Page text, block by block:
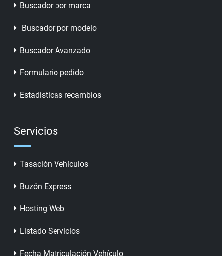
Buscador por marca
Buscador por modelo
Buscador Avanzado
Formulario pedido
Estadisticas recambios
Servicios
Tasación Vehículos
Buzón Express
Hosting Web
Listado Servicios
Fecha Matriculación Vehículo